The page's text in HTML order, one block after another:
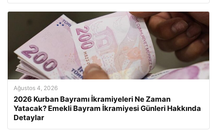
Ağustos 4, 2026
2026 Kurban Bayramı İkramiyeleri Ne Zaman
Yatacak? Emekli Bayram İkramiyesi Günleri Hakkında
Detaylar